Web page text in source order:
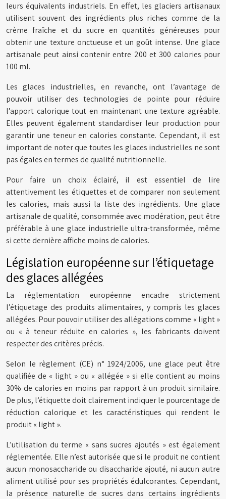
leurs équivalents industriels. En effet, les glaciers artisanaux
utilisent souvent des ingrédients plus riches comme de la
crème fraîche et du sucre en quantités généreuses pour
obtenir une texture onctueuse et un goût intense. Une glace
artisanale peut ainsi contenir entre 200 et 300 calories pour
100 ml.
Les glaces industrielles, en revanche, ont l’avantage de
pouvoir utiliser des technologies de pointe pour réduire
l’apport calorique tout en maintenant une texture agréable.
Elles peuvent également standardiser leur production pour
garantir une teneur en calories constante. Cependant, il est
important de noter que toutes les glaces industrielles ne sont
pas égales en termes de qualité nutritionnelle.
Pour faire un choix éclairé, il est essentiel de lire
attentivement les étiquettes et de comparer non seulement
les calories, mais aussi la liste des ingrédients. Une glace
artisanale de qualité, consommée avec modération, peut être
préférable à une glace industrielle ultra-transformée, même
si cette dernière affiche moins de calories.
Législation européenne sur l’étiquetage
des glaces allégées
La réglementation européenne encadre strictement
l’étiquetage des produits alimentaires, y compris les glaces
allégées. Pour pouvoir utiliser des allégations comme « light »
ou « à teneur réduite en calories », les fabricants doivent
respecter des critères précis.
Selon le règlement (CE) n° 1924/2006, une glace peut être
qualifiée de « light » ou « allégée » si elle contient au moins
30% de calories en moins par rapport à un produit similaire.
De plus, l’étiquette doit clairement indiquer le pourcentage de
réduction calorique et les caractéristiques qui rendent le
produit « light ».
L’utilisation du terme « sans sucres ajoutés » est également
réglementée. Elle n’est autorisée que si le produit ne contient
aucun monosaccharide ou disaccharide ajouté, ni aucun autre
aliment utilisé pour ses propriétés édulcorantes. Cependant,
la présence naturelle de sucres dans certains ingrédients